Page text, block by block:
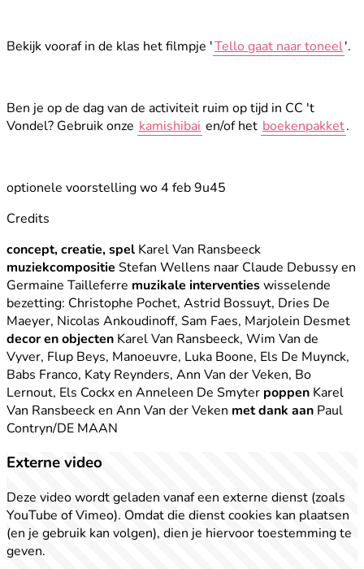
Bekijk vooraf in de klas het filmpje 'Tello gaat naar toneel'.
Ben je op de dag van de activiteit ruim op tijd in CC 't
Vondel? Gebruik onze kamishibai en/of het boekenpakket.
optionele voorstelling wo 4 feb 9u45
Credits
concept, creatie, spel Karel Van Ransbeeck
muziekcompositie Stefan Wellens naar Claude Debussy en
Germaine Tailleferre muzikale interventieswisselende
bezetting: Christophe Pochet, Astrid Bossuyt, Dries De
Maeyer, Nicolas Ankoudinoff, Sam Faes, Marjolein Desmet
decor en objecten Karel Van Ransbeeck, Wim Van de
Vyver, Flup Beys, Manoeuvre, Luka Boone, Els De Muynck,
Babs Franco, Katy Reynders, Ann Van der Veken, Bo
Lernout, Els Cockx en Anneleen De Smyter poppen Karel
Van Ransbeeck en Ann Van der Veken met dank aan Paul
Contryn/DE MAAN
Externe video
Deze video wordt geladen vanaf een externe dienst (zoals
YouTube of Vimeo). Omdat die dienst cookies kan plaatsen
(en je gebruik kan volgen), dien je hiervoor toestemming te
geven.